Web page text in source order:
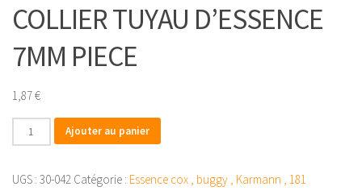
COLLIER TUYAU D’ESSENCE
7MM PIECE
1,87€
quantité
de
TUYAU
Ajouter au panier
UGS : 30-042 Catégorie : Essence cox , buggy , Karmann , 181